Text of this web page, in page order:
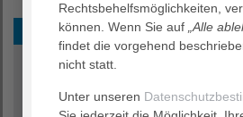
Multiprofessionell
Multiprofessionelle Betreuung
Das Sterben wird als ein normaler
Rechtsbehelfsmöglichkeiten,
können. Wenn Sie auf „Alle
findet die vorgehend
nicht statt.
Unter unseren